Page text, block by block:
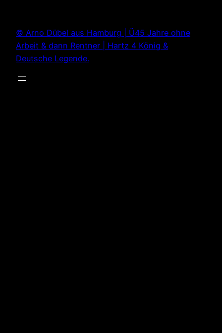
springen
© Arno Dübel aus Hamburg | Ü45 Jahre ohne
Arbeit & dann Rentner | Hartz 4 König &
Deutsche Legende.